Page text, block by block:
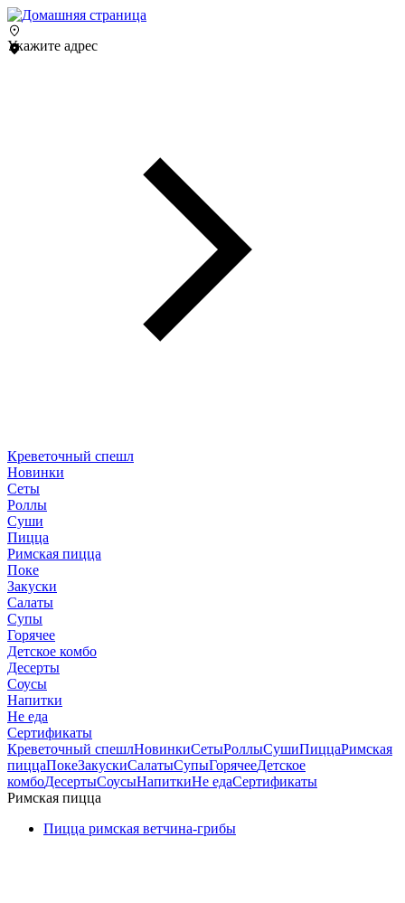
Укажите адрес
Креветочный спешл
Новинки
Сеты
Роллы
Суши
Пицца
Римская пицца
Поке
Закуски
Салаты
Супы
Горячее
Детское комбо
Десерты
Соусы
Напитки
Не еда
Сертификаты
Креветочный спешлНовинкиСетыРоллыСушиПиццаРимская
пиццаПокеЗакускиСалатыСупыГорячееДетское
комбоДесертыСоусыНапиткиНе едаСертификаты
Римская пицца
Пицца римская ветчина-грибы